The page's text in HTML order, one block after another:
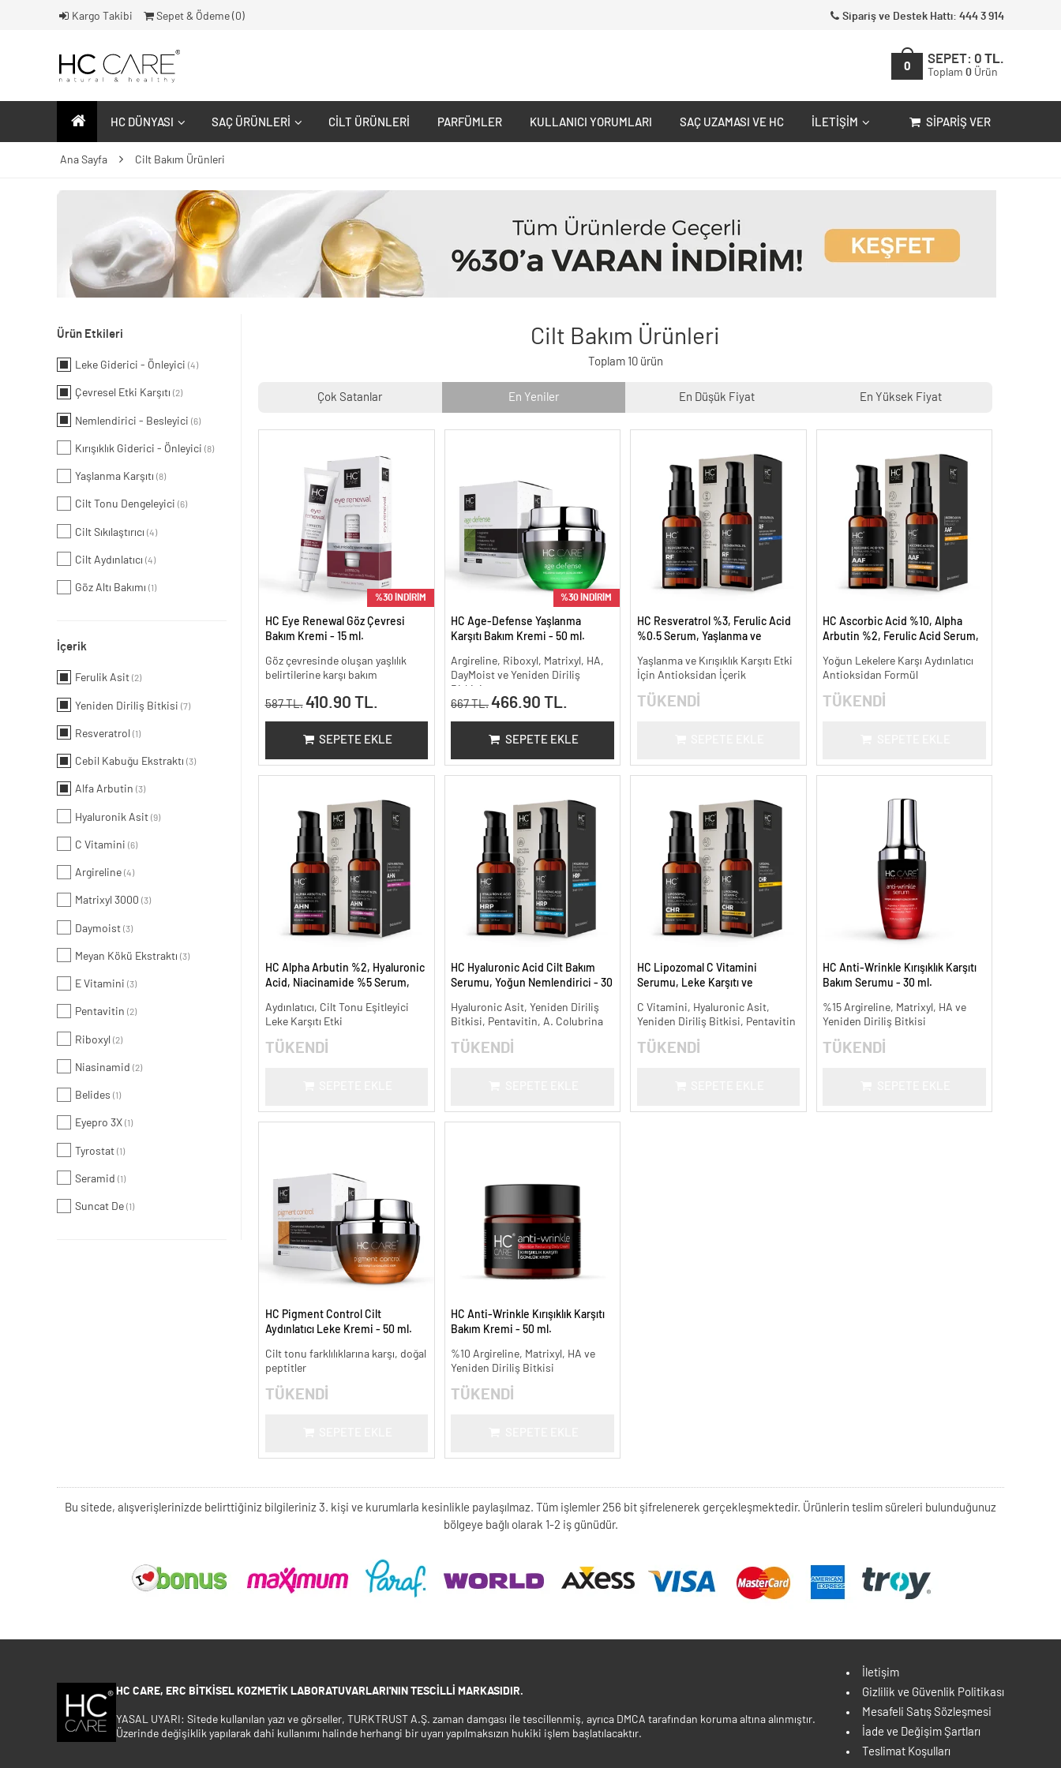
Kargo Takibi Sepet & Ödeme ( 0) Sipariş ve Destek Hattı: 444 3 914
0
SEPET: 0 TL.
Toplam 0 Ürün
HC DÜNYASI SAÇ ÜRÜNLERI CILT ÜRÜNLERI PARFÜMLER KULLANICI YORUMLARI SAÇ UZAMASI VE HC İLETIŞIM SIPARIŞ VER
Ana Sayfa Cilt Bakım Ürünleri
Ürün Etkileri
Leke Giderici - Önleyici (4)
Çevresel Etki Karşıtı (2)
Nemlendirici - Besleyici (6)
Kırışıklık Giderici - Önleyici (8)
Yaşlanma Karşıtı (8)
Cilt Tonu Dengeleyici (6)
Cilt Sıkılaştırıcı (4)
Cilt Aydınlatıcı (4)
Göz Altı Bakımı (1)
İçerik
Ferulik Asit (2)
Yeniden Diriliş Bitkisi (7)
Resveratrol (1)
Cebil Kabuğu Ekstraktı (3)
Alfa Arbutin (3)
Hyaluronik Asit (9)
C Vitamini (6)
Argireline (4)
Matrixyl 3000 (3)
Daymoist (3)
Meyan Kökü Ekstraktı (3)
E Vitamini (3)
Pentavitin (2)
Riboxyl (2)
Niasinamid (2)
Belides (1)
Eyepro 3X (1)
Tyrostat (1)
Seramid (1)
Suncat De (1)
Cilt Bakım Ürünleri
Toplam 10 ürün
Çok Satanlar En Yeniler En Düşük Fiyat En Yüksek Fiyat
%30 İNDİRİM
HC Eye Renewal Göz Çevresi
Bakım Kremi - 15 ml.
Göz çevresinde oluşan yaşlılık
belirtilerine karşı bakım
587 TL. 410.90 TL.
SEPETE EKLE
%30 İNDİRİM
HC Age-Defense Yaşlanma
Karşıtı Bakım Kremi - 50 ml.
Argireline, Riboxyl, Matrixyl, HA,
DayMoist ve Yeniden Diriliş
667 TL. 466.90 TL.
SEPETE EKLE
HC Resveratrol %3, Ferulic Acid
%0.5 Serum, Yaşlanma ve
Yaşlanma ve Kırışıklık Karşıtı Etki
İçin Antioksidan İçerik
TÜKENDİ
HC Ascorbic Acid %10, Alpha
Arbutin %2, Ferulic Acid Serum,
ml.
Yoğun Lekelere Karşı Aydınlatıcı
Antioksidan Formül
TÜKENDİ
HC Alpha Arbutin %2, Hyaluronic
Acid, Niacinamide %5 Serum,
Aydınlatıcı, Cilt Tonu Eşitleyici
Leke Karşıtı Etki
TÜKENDİ
HC Hyaluronic Acid Cilt Bakım
Serumu, Yoğun Nemlendirici - 30
Hyaluronic Asit, Yeniden Diriliş
Bitkisi, Pentavitin, A. Colubrina
TÜKENDİ
HC Lipozomal C Vitamini
Serumu, Leke Karşıtı ve
C Vitamini, Hyaluronic Asit,
Yeniden Diriliş Bitkisi, Pentavitin
TÜKENDİ
HC Anti-Wrinkle Kırışıklık Karşıtı
Bakım Serumu - 30 ml.
%15 Argireline, Matrixyl, HA ve
Yeniden Diriliş Bitkisi
TÜKENDİ
HC Pigment Control Cilt
Aydınlatıcı Leke Kremi - 50 ml.
Cilt tonu farklılıklarına karşı, doğal
peptitler
TÜKENDİ
HC Anti-Wrinkle Kırışıklık Karşıtı
Bakım Kremi - 50 ml.
%10 Argireline, Matrixyl, HA ve
Yeniden Diriliş Bitkisi
TÜKENDİ
Bu sitede, alışverişlerinizde belirttiğiniz bilgileriniz 3. kişi ve kurumlarla kesinlikle paylaşılmaz. Tüm işlemler 256 bit şifrelenerek gerçekleşmektedir. Ürünlerin teslim süreleri bulunduğunuz
bölgeye bağlı olarak 1-2 iş günüdür.
HC CARE, ERC BITKISEL KOZMETIK LABORATUVARLARI'NIN TESCILLI MARKASIDIR.
YASAL UYARI: Sitede kullanılan yazı ve görseller, TURKTRUST A.Ş. zaman damgası ile tescillenmiş, ayrıca DMCA tarafından koruma altına alınmıştır.
Üzerinde değişiklik yapılarak dahi kullanımı halinde herhangi bir uyarı yapılmaksızın hukiki işlem başlatılacaktır.
İletişim
Gizlilik ve Güvenlik Politikası
Mesafeli Satış Sözleşmesi
İade ve Değişim Şartları
Teslimat Koşulları